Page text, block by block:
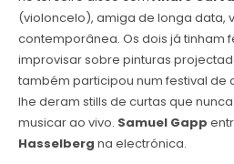
(violoncelo), amiga de longa data,
contemporânea. Os dois já tinham
improvisar sobre pinturas
também participou num festival de
lhe deram stills de curtas que
musicar ao vivo. Samuel Gapp
Hasselberg na electrónica.